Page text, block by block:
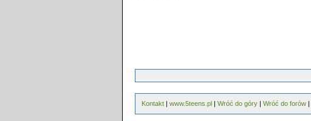
Kontakt | www.5teens.pl | Wróć do góry | Wróć do forów |